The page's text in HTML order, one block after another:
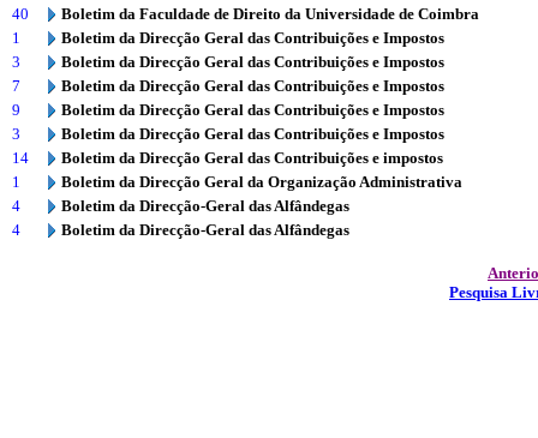
40
Boletim da Faculdade de Direito da Universidade de Coimbra
1
Boletim da Direcção Geral das Contribuições e Impostos
3
Boletim da Direcção Geral das Contribuições e Impostos
7
Boletim da Direcção Geral das Contribuições e Impostos
9
Boletim da Direcção Geral das Contribuições e Impostos
3
Boletim da Direcção Geral das Contribuições e Impostos
14
Boletim da Direcção Geral das Contribuições e impostos
1
Boletim da Direcção Geral da Organização Administrativa
4
Boletim da Direcção-Geral das Alfândegas
4
Boletim da Direcção-Geral das Alfândegas
Pesquisa